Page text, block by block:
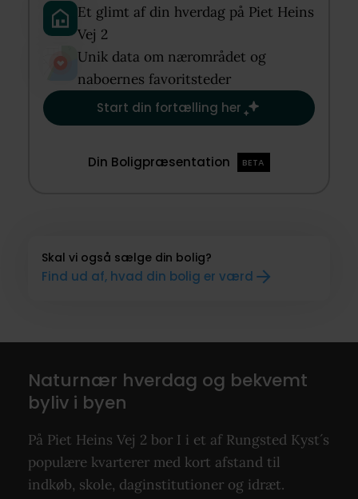
Et glimt af din hverdag på Piet Heins
Vej 2​
Unik data om nærområdet og
naboernes favoritsteder​
Start din fortælling her
Din Boligpræsentation BETA
Skal vi også sælge din bolig?
Find ud af, hvad din bolig er værd
Naturnær hverdag og bekvemt
byliv i byen
På Piet Heins Vej 2 bor I i et af Rungsted Kyst´s
populære kvarterer med kort afstand til
indkøb, skole, daginstitutioner og idræt.